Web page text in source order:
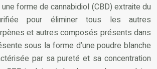
forme de cannabidiol (CBD) extraite du
pour éliminer tous les autres
et autres composés présents dans
sous la forme d’une poudre blanche
par sa pureté et sa concentration